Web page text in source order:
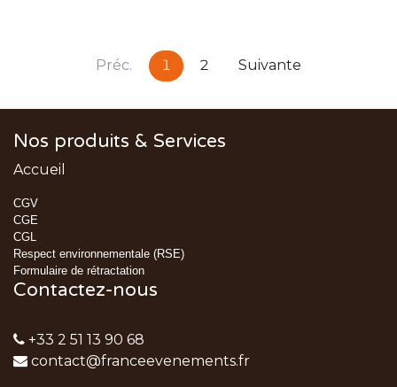
Préc. 1 2 Suivante
Nos produits & Services
Accueil
CGV
CGE
CGL
Respect environnementale (RSE)
Formulaire de rétractation
Contactez-nous
+33 2 51 13 90 68
contact@franceevenements.fr